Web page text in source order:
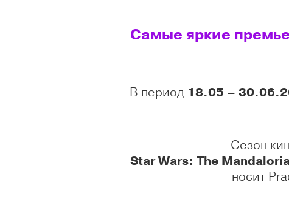
Самые яркие
В период 18.05 –
Сезон
Star Wars: The
носит